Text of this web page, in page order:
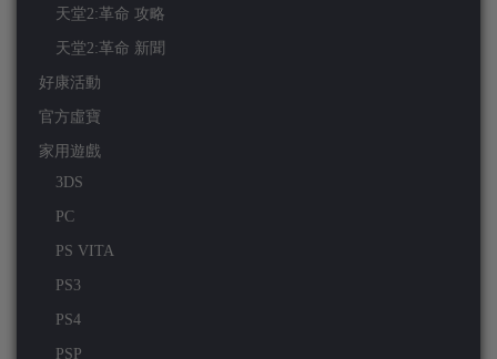
天堂2:革命 攻略
天堂2:革命 新聞
好康活動
官方虛寶
家用遊戲
3DS
PC
PS VITA
PS3
PS4
PSP